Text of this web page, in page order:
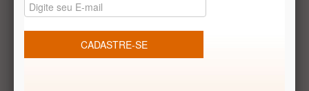
Produtos temáticos
REDES SOCIAIS